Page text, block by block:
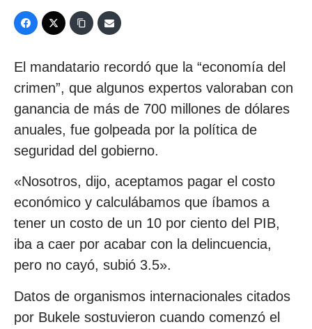
El mandatario recordó que la “economía del
crimen”, que algunos expertos valoraban con
ganancia de más de 700 millones de dólares
anuales, fue golpeada por la política de
seguridad del gobierno.
«Nosotros, dijo, aceptamos pagar el costo
económico y calculábamos que íbamos a
tener un costo de un 10 por ciento del PIB,
iba a caer por acabar con la delincuencia,
pero no cayó, subió 3.5».
Datos de organismos internacionales citados
por Bukele sostuvieron cuando comenzó el